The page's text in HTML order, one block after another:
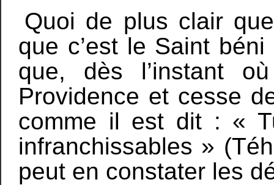
Quoi de plus clair
que c’est le Saint
que, dès l’instant
Providence et cesse
comme il est dit : «
infranchissables »
peut en constater les